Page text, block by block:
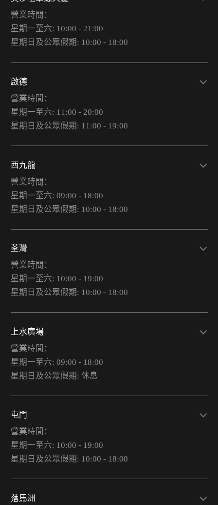
營業時間：
星期一至六: 10:00 - 21:00
星期日及公眾假期: 10:00 - 18:00
啟德
營業時間：
星期一至六: 11:00 - 20:00
星期日及公眾假期: 11:00 - 19:00
西九龍
營業時間：
星期一至六: 09:00 - 18:00
星期日及公眾假期: 10:00 - 18:00
荃灣
營業時間：
星期一至六: 10:00 - 19:00
星期日及公眾假期: 10:00 - 18:00
上水廣場
營業時間：
星期一至六: 09:00 - 18:00
星期日及公眾假期: 休息
屯門
營業時間：
星期一至六: 10:00 - 19:00
星期日及公眾假期: 10:00 - 18:00
落馬洲